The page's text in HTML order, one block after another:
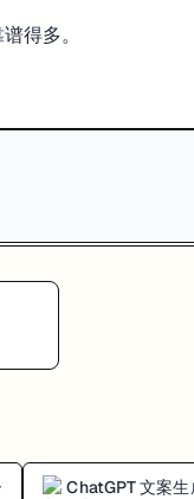
得多。
ChatGPT 文案